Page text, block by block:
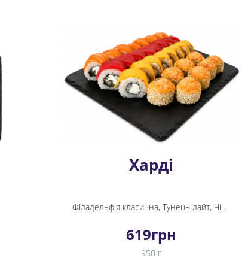
Харді
Філадельфія класична, Тунець лайт, Чіз рол, Спайсі лосось
619грн
950 г